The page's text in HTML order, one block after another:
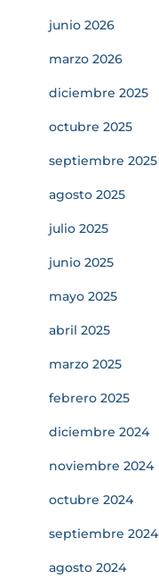
junio 2026
marzo 2026
diciembre 2025
octubre 2025
septiembre 2025
agosto 2025
julio 2025
junio 2025
mayo 2025
abril 2025
marzo 2025
febrero 2025
diciembre 2024
noviembre 2024
octubre 2024
septiembre 2024
agosto 2024